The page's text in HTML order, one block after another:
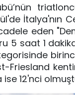
İtalya'nın
eden
5 saat 1
Friesland
12'nci